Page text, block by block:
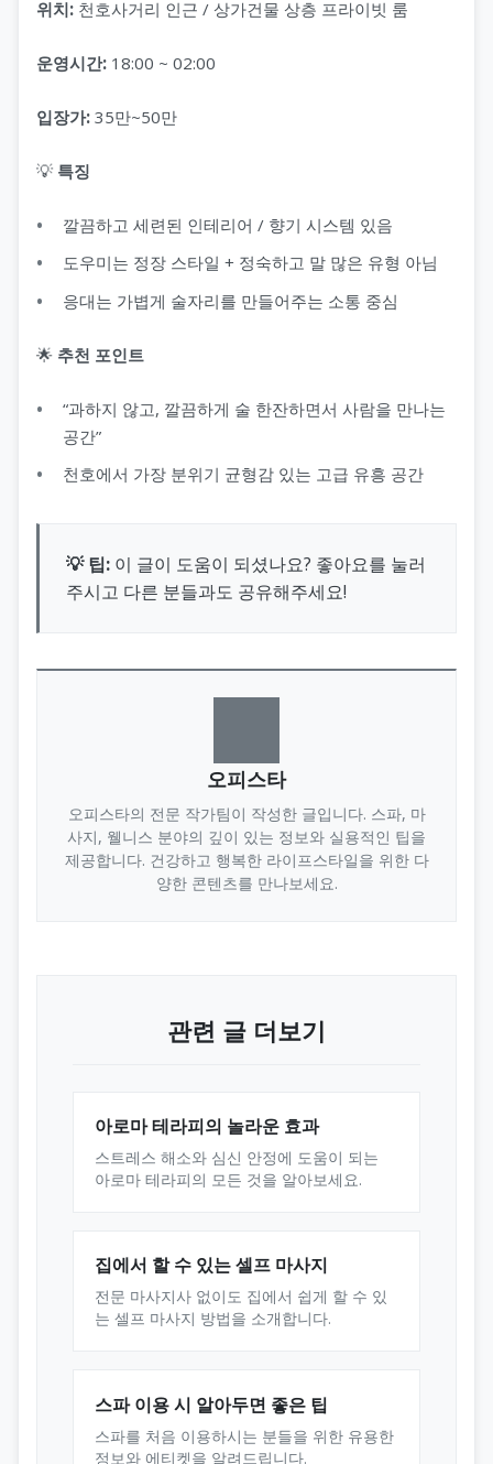
위치: 천호사거리 인근 / 상가건물 상층 프라이빗 룸
운영시간: 18:00 ~ 02:00
입장가: 35만~50만
💡 특징
깔끔하고 세련된 인테리어 / 향기 시스템 있음
도우미는 정장 스타일 + 정숙하고 말 많은 유형 아님
응대는 가볍게 술자리를 만들어주는 소통 중심
🌟 추천 포인트
“과하지 않고, 깔끔하게 술 한잔하면서 사람을 만나는
공간”
천호에서 가장 분위기 균형감 있는 고급 유흥 공간
💡 팁: 이 글이 도움이 되셨나요? 좋아요를 눌러
주시고 다른 분들과도 공유해주세요!
오피스타
오피스타의 전문 작가팀이 작성한 글입니다. 스파, 마
사지, 웰니스 분야의 깊이 있는 정보와 실용적인 팁을
제공합니다. 건강하고 행복한 라이프스타일을 위한 다
양한 콘텐츠를 만나보세요.
관련 글 더보기
아로마 테라피의 놀라운 효과
스트레스 해소와 심신 안정에 도움이 되는
아로마 테라피의 모든 것을 알아보세요.
집에서 할 수 있는 셀프 마사지
전문 마사지사 없이도 집에서 쉽게 할 수 있
는 셀프 마사지 방법을 소개합니다.
스파 이용 시 알아두면 좋은 팁
스파를 처음 이용하시는 분들을 위한 유용한
정보와 에티켓을 알려드립니다.